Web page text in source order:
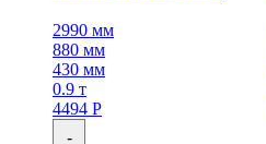
2990 мм
880 мм
430 мм
0.9 т
4494 Р
-